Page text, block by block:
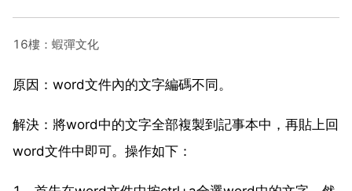
16樓：蝦彈文化
原因：word文件內的文字編碼不同。
解決：將word中的文字全部複製到記事本中，再貼上回
word文件中即可。操作如下：